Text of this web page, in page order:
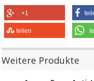
+1
teilen
Weitere Produkte